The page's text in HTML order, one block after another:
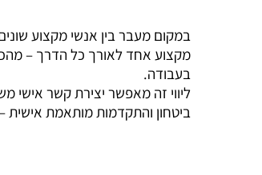
במקום מעבר בין אנשי מקצוע
מקצוע אחד לאורך כל הדרך –
בעבודה.
ליווי זה מאפשר יצירת קשר אישי
ביטחון והתקדמות מותאמת אישית